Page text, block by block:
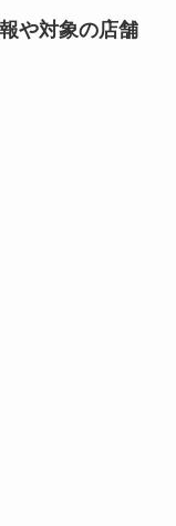
や対象の店舗